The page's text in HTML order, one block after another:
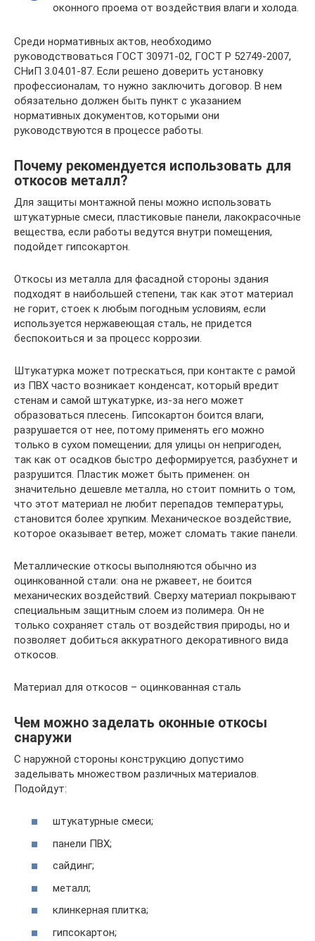
оконного проема от воздействия влаги и холода.
Среди нормативных актов, необходимо
руководствоваться ГОСТ 30971-02, ГОСТ Р 52749-2007,
СНиП 3.04.01-87. Если решено доверить установку
профессионалам, то нужно заключить договор. В нем
обязательно должен быть пункт с указанием
нормативных документов, которыми они
руководствуются в процессе работы.
Почему рекомендуется использовать для
откосов металл?
Для защиты монтажной пены можно использовать
штукатурные смеси, пластиковые панели, лакокрасочные
вещества, если работы ведутся внутри помещения,
подойдет гипсокартон.
Откосы из металла для фасадной стороны здания
подходят в наибольшей степени, так как этот материал
не горит, стоек к любым погодным условиям, если
используется нержавеющая сталь, не придется
беспокоиться и за процесс коррозии.
Штукатурка может потрескаться, при контакте с рамой
из ПВХ часто возникает конденсат, который вредит
стенам и самой штукатурке, из-за него может
образоваться плесень. Гипсокартон боится влаги,
разрушается от нее, потому применять его можно
только в сухом помещении; для улицы он непригоден,
так как от осадков быстро деформируется, разбухнет и
разрушится. Пластик может быть применен: он
значительно дешевле металла, но стоит помнить о том,
что этот материал не любит перепадов температуры,
становится более хрупким. Механическое воздействие,
которое оказывает ветер, может сломать такие панели.
Металлические откосы выполняются обычно из
оцинкованной стали: она не ржавеет, не боится
механических воздействий. Сверху материал покрывают
специальным защитным слоем из полимера. Он не
только сохраняет сталь от воздействия природы, но и
позволяет добиться аккуратного декоративного вида
откосов.
Материал для откосов – оцинкованная сталь
Чем можно заделать оконные откосы
снаружи
С наружной стороны конструкцию допустимо
заделывать множеством различных материалов.
Подойдут:
штукатурные смеси;
панели ПВХ;
сайдинг;
металл;
клинкерная плитка;
гипсокартон;